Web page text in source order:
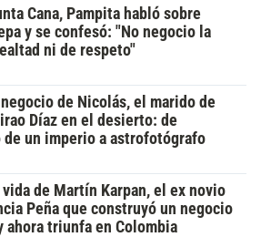
Cana, Pampita habló sobre
y se confesó: "No negocio la
ni de respeto"
de Nicolás, el marido de
Díaz en el desierto: de
de un imperio a astrofotógrafo
vida de Martín Karpan, el ex novio
Peña que construyó un negocio
ahora triunfa en Colombia